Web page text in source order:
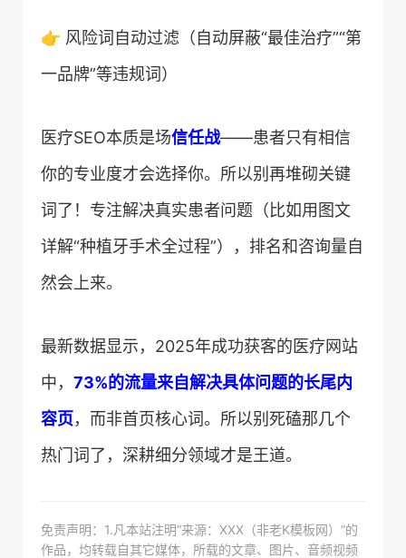
👉 风险词自动过滤（自动屏蔽“最佳治疗”“第
一品牌”等违规词）
医疗SEO本质是场​​信任战​​——患者只有相信
你的专业度才会选择你。所以别再堆砌关键
词了！专注解决真实患者问题（比如用图文
详解“种植牙手术全过程”），排名和咨询量自
然会上来。
最新数据显示，2025年成功获客的医疗网站
中，​ ​73%的流量来自解决具体问题的长尾内
容页​​，而非首页核心词。所以别死磕那几个
热门词了，深耕细分领域才是王道。
免责声明：1.凡本站注明“来源：XXX（非老K模板网）”的
作品，均转载自其它媒体，所载的文章、图片、音频视频